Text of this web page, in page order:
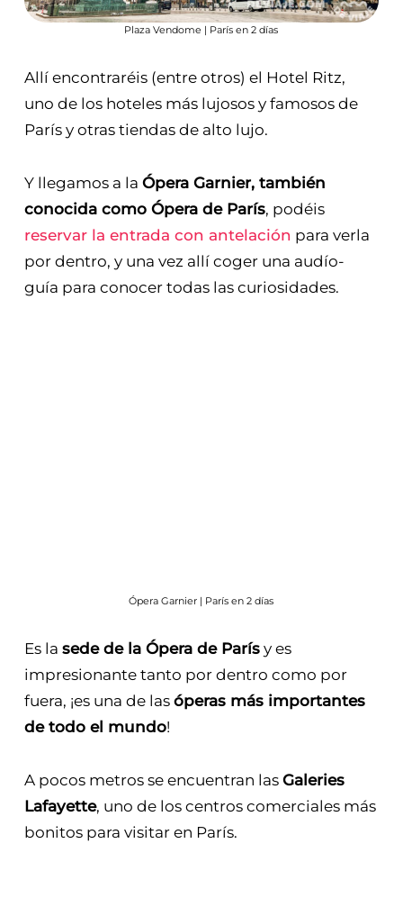
Plaza Vendome | París en 2 días
Allí encontraréis (entre otros) el Hotel Ritz,
uno de los hoteles más lujosos y famosos de
París y otras tiendas de alto lujo.
Y llegamos a la Ópera Garnier, también
conocida como Ópera de París, podéis
reservar la entrada con antelación para verla
por dentro, y una vez allí coger una audío-
guía para conocer todas las curiosidades.
Ópera Garnier | París en 2 días
Es la sede de la Ópera de Parísy es
impresionante tanto por dentro como por
fuera, ¡es una de las óperas más importantes
de todo el mundo!
A pocos metros se encuentran las Galeries
Lafayette, uno de los centros comerciales más
bonitos para visitar en París.